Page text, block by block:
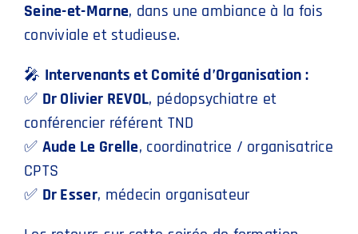
Seine-et-Marne, dans une ambiance à la fois
conviviale et studieuse.
🎤 Intervenants et Comité d’Organisation :
✅ Dr Olivier REVOL, pédopsychiatre et
conférencier référent TND
✅ Aude Le Grelle, coordinatrice / organisatrice
CPTS
✅ Dr Esser, médecin organisateur